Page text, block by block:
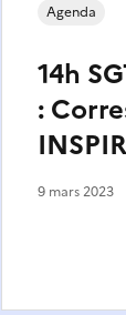
14h
:
Agenda
9 mars 2023